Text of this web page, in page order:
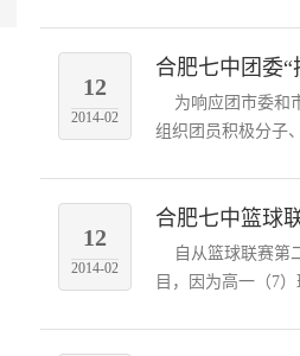
12
2014-02
合肥七中团委
为响应团市委和
组织团员积极分子
12
2014-02
合肥七中篮球
自从篮球联赛第
目，因为高一（7